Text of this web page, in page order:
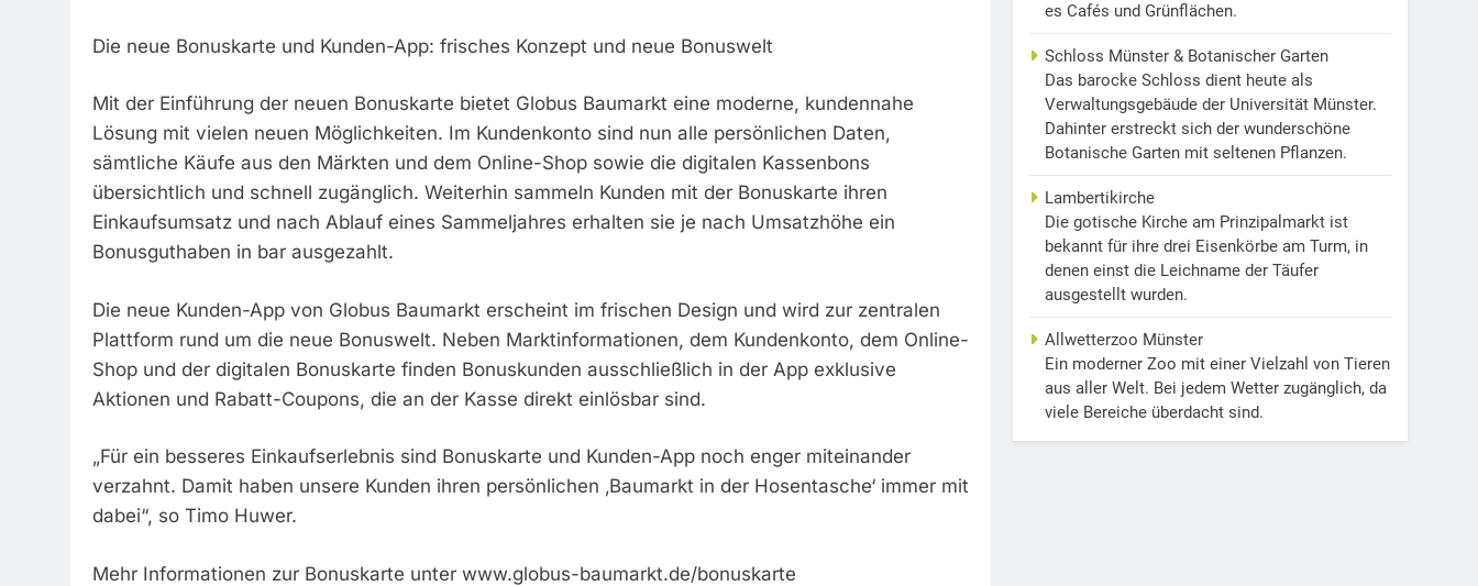
Die neue Bonuskarte und Kunden-App: frisches Konzept und neue Bonuswelt
Mit der Einführung der neuen Bonuskarte bietet Globus Baumarkt eine moderne, kundennahe
Lösung mit vielen neuen Möglichkeiten. Im Kundenkonto sind nun alle persönlichen Daten,
sämtliche Käufe aus den Märkten und dem Online-Shop sowie die digitalen Kassenbons
übersichtlich und schnell zugänglich. Weiterhin sammeln Kunden mit der Bonuskarte ihren
Einkaufsumsatz und nach Ablauf eines Sammeljahres erhalten sie je nach Umsatzhöhe ein
Bonusguthaben in bar ausgezahlt.
Die neue Kunden-App von Globus Baumarkt erscheint im frischen Design und wird zur zentralen
Plattform rund um die neue Bonuswelt. Neben Marktinformationen, dem Kundenkonto, dem Online-
Shop und der digitalen Bonuskarte finden Bonuskunden ausschließlich in der App exklusive
Aktionen und Rabatt-Coupons, die an der Kasse direkt einlösbar sind.
„Für ein besseres Einkaufserlebnis sind Bonuskarte und Kunden-App noch enger miteinander
verzahnt. Damit haben unsere Kunden ihren persönlichen ‚Baumarkt in der Hosentasche‘ immer mit
dabei“, so Timo Huwer.
Mehr Informationen zur Bonuskarte unter www.globus-baumarkt.de/bonuskarte
es Cafés und Grünflächen.
Schloss Münster & Botanischer Garten
Das barocke Schloss dient heute als
Verwaltungsgebäude der Universität Münster.
Dahinter erstreckt sich der wunderschöne
Botanische Garten mit seltenen Pflanzen.
Lambertikirche
Die gotische Kirche am Prinzipalmarkt ist
bekannt für ihre drei Eisenkörbe am Turm, in
denen einst die Leichname der Täufer
ausgestellt wurden.
Allwetterzoo Münster
Ein moderner Zoo mit einer Vielzahl von Tieren
aus aller Welt. Bei jedem Wetter zugänglich, da
viele Bereiche überdacht sind.